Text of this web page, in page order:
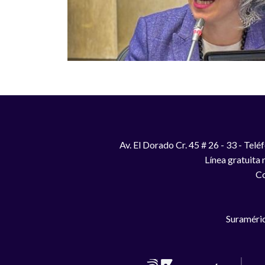
Av. El Dorado Cr. 45 # 26 - 33 -
Línea gratuita